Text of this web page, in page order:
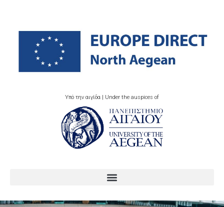
Υπό την αιγίδα | Under the auspices of